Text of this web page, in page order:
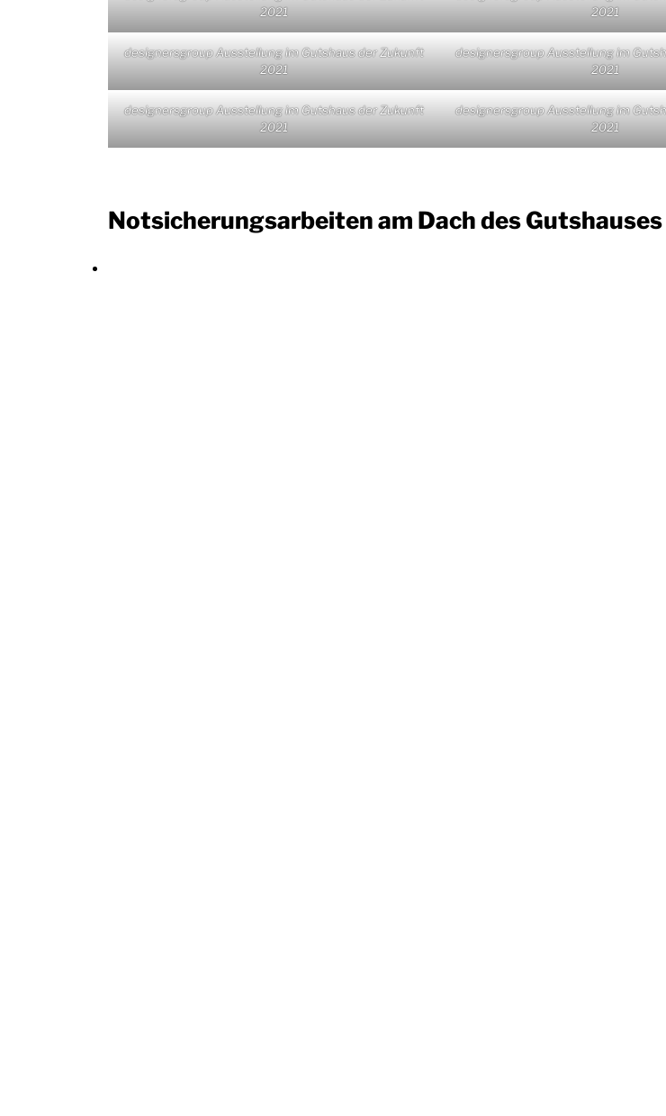
2021
2021
designersgroup Ausstellung im Gutshaus der Zukunft
2021
designersgroup Ausstellung im
2021
designersgroup Ausstellung im Gutshaus der Zukunft
2021
designersgroup Ausstellung im
2021
Notsicherungsarbeiten am Dach des